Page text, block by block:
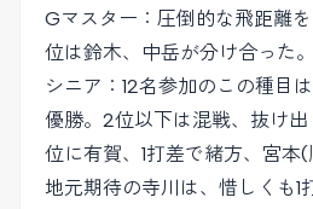
Gマスター：圧倒的な飛距離
位は鈴木、中岳が分け合った。
シニア：12名参加のこの種目
優勝。2位以下は混戦、抜け
位に有賀、1打差で緒方、宮本
地元期待の寺川は、惜しくも1